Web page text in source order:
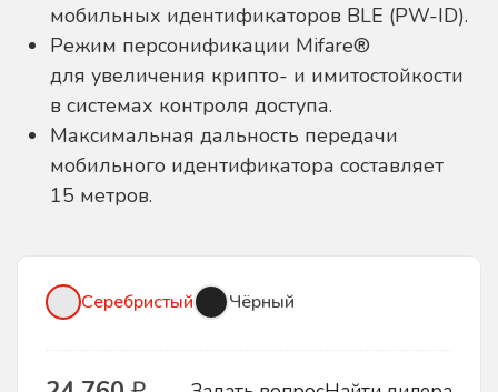
мобильных идентификаторов BLE (PW-ID).
Режим персонификации Mifare®
для увеличения крипто- и имитостойкости
в системах контроля доступа.
Максимальная дальность передачи
мобильного идентификатора составляет
15 метров.
Серебристый Чёрный